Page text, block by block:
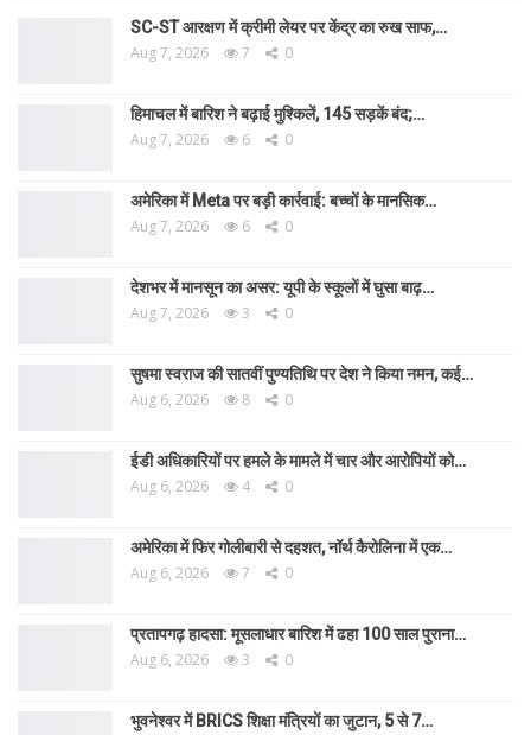
SC-ST आरक्षण में क्रीमी लेयर पर केंद्र का रुख साफ,…
Aug 7, 2026 7 0
हिमाचल में बारिश ने बढ़ाई मुश्किलें, 145 सड़कें बंद;…
Aug 7, 2026 6 0
अमेरिका में Meta पर बड़ी कार्रवाई: बच्चों के मानसिक…
Aug 7, 2026 6 0
देशभर में मानसून का असर: यूपी के स्कूलों में घुसा बाढ़…
Aug 7, 2026 3 0
सुषमा स्वराज की सातवीं पुण्यतिथि पर देश ने किया नमन, कई…
Aug 6, 2026 8 0
ईडी अधिकारियों पर हमले के मामले में चार और आरोपियों को…
Aug 6, 2026 4 0
अमेरिका में फिर गोलीबारी से दहशत, नॉर्थ कैरोलिना में एक…
Aug 6, 2026 7 0
प्रतापगढ़ हादसा: मूसलाधार बारिश में ढहा 100 साल पुराना…
Aug 6, 2026 3 0
भुवनेश्वर में BRICS शिक्षा मंत्रियों का जुटान, 5 से 7…